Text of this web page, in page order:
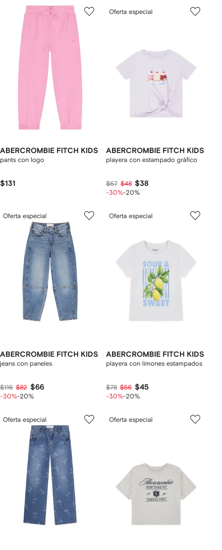
ABERCROMBIE FITCH KIDS
pants con logo
$131
Oferta especial
ABERCROMBIE FITCH KIDS
playera con estampado gráfico
$67 $48 $38
-30%-20%
Oferta especial
ABERCROMBIE FITCH KIDS
jeans con paneles
$116 $82 $66
-30%-20%
Oferta especial
ABERCROMBIE FITCH KIDS
playera con limones estampados
$78 $56 $45
-30%-20%
Oferta especial Oferta especial